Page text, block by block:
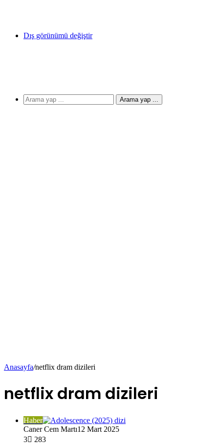
Dış görünümü değiştir
Arama yap ...
Anasayfa/netflix dram dizileri
netflix dram dizileri
Haber
Caner Cem Martı12 Mart 2025
3
283